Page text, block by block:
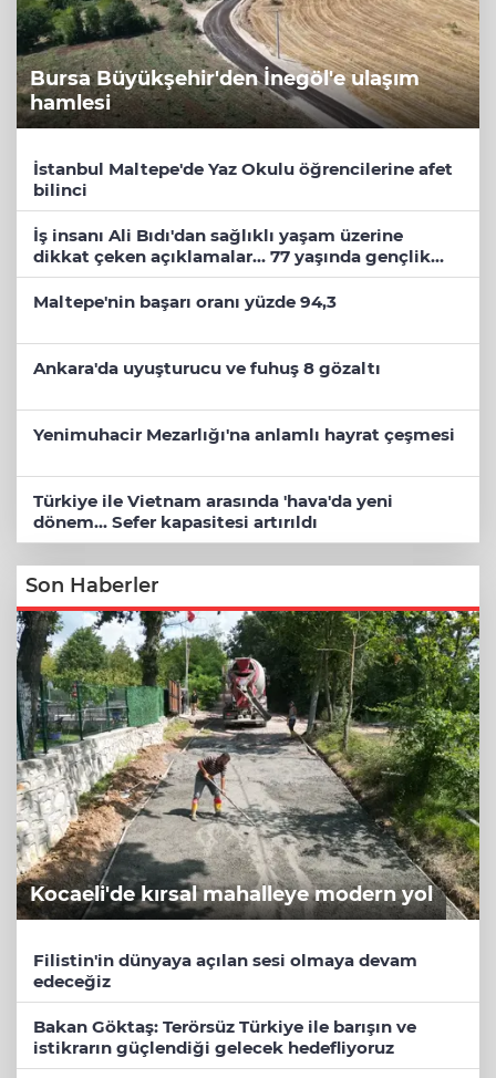
Bursa Büyükşehir'den İnegöl'e ulaşım
hamlesi
İstanbul Maltepe'de Yaz Okulu öğrencilerine afet
bilinci
İş insanı Ali Bıdı'dan sağlıklı yaşam üzerine
dikkat çeken açıklamalar... 77 yaşında gençlik
mucizesi
Maltepe'nin başarı oranı yüzde 94,3
Ankara'da uyuşturucu ve fuhuş 8 gözaltı
Yenimuhacir Mezarlığı'na anlamlı hayrat çeşmesi
Türkiye ile Vietnam arasında 'hava'da yeni
dönem... Sefer kapasitesi artırıldı
Son Haberler
Kocaeli'de kırsal mahalleye modern yol
Filistin'in dünyaya açılan sesi olmaya devam
edeceğiz
Bakan Göktaş: Terörsüz Türkiye ile barışın ve
istikrarın güçlendiği gelecek hedefliyoruz